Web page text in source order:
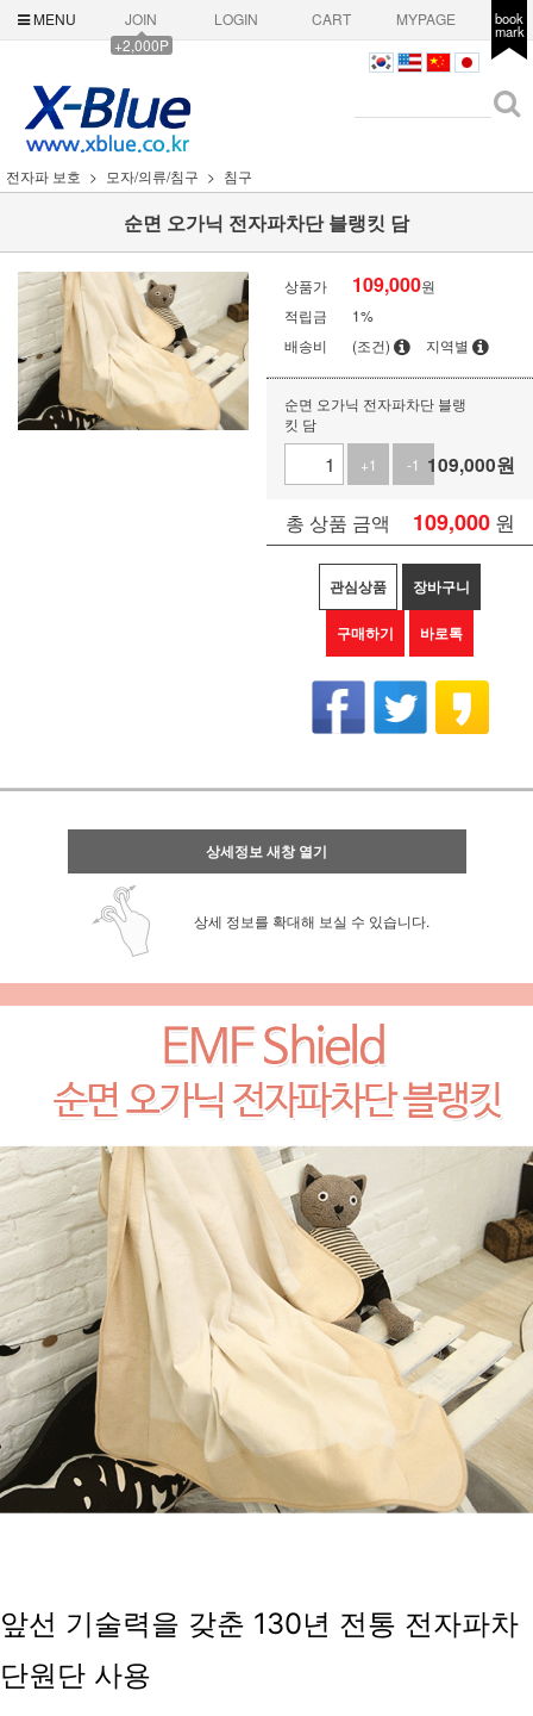
MENU
JOIN
+2,000P
LOGIN CART MYPAGE book
mark
전자파 보호 모자/의류/침구 침구
순면 오가닉 전자파차단 블랭킷 담
상품가 109,000원
적립금
1%
배송비
(조건) 지역별
순면 오가닉 전자파차단 블랭
킷 담
+1
-1 109,000원
총 상품 금액 109,000 원
관심상품 장바구니
구매하기 바로톡
상세정보 새창 열기
상세 정보를 확대해 보실 수 있습니다.
앞선 기술력을 갖춘 130년 전통 전자파차
단원단 사용